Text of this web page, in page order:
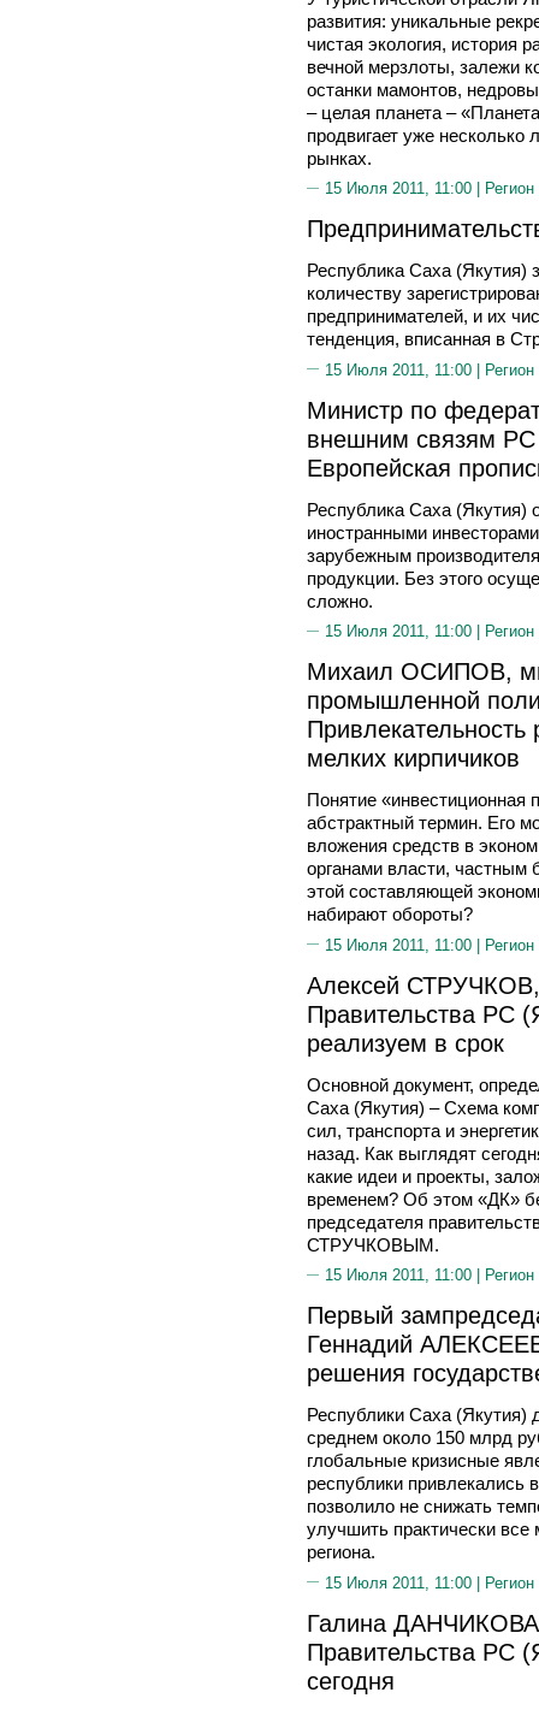
развития: уникальные
чистая экология, история
вечной мерзлоты, залежи
останки мамонтов,
– целая планета –
продвигает уже
рынках.
15 Июля 2011, 11:00 |
Республика Саха (Якутия)
количеству
предпринимателей, и их
тенденция, вписанная в
15 Июля 2011, 11:00 | Регион
Министр по
внешним связям
Европейская
Республика Саха (Якутия)
иностранными
зарубежным
продукции. Без этого
сложно.
15 Июля 2011, 11:00 |
Михаил ОСИПОВ,
промышленной
Привлекательность
мелких кирпичиков
Понятие «инвестиционная
абстрактный термин. Его
вложения средств в
органами власти, частным
этой составляющей
набирают обороты?
15 Июля 2011, 11:00 | Регион
Алексей
Правительства РС
реализуем в срок
Основной документ,
Саха (Якутия) – Схема
сил, транспорта и
назад. Как выглядят
какие идеи и проекты,
временем? Об этом «ДК»
председателя
СТРУЧКОВЫМ.
15 Июля 2011, 11:00 |
Первый
Геннадий
решения
Республики Саха (Якутия)
среднем около 150 млрд
глобальные кризисные
республики привлекались
позволило не снижать
улучшить практически все
региона.
15 Июля 2011, 11:00 | Регион
Галина
Правительства РС
сегодня